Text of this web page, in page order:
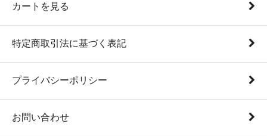
カートを見る
特定商取引法に基づく表記
プライバシーポリシー
お問い合わせ